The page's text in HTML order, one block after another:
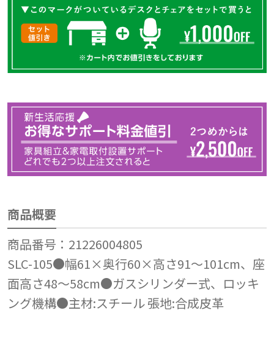
商品概要
商品番号：21226004805
SLC-105●幅61×奥行60×高さ91～101cm、座
面高さ48～58cm●ガスシリンダー式、ロッキ
ング機構●主材:スチール 張地:合成皮革